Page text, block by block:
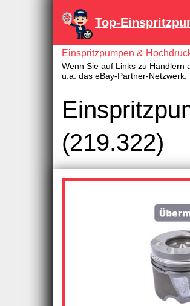
Top-
Einspritzpumpen &
Wenn Sie auf Links zu Händlern
u.a. das eBay-Partner-Netzwerk.
(219.322)